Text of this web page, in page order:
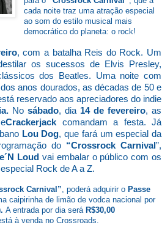
cada noite traz uma atração especial
ao som do estilo musical mais
democrático do planeta: o rock!
, com a batalha Reis do Rock. Um
os sucessos de Elvis Presley,
dos Beatles. Uma noite com
anos dourados, as décadas de 50 e
reservado aos apreciadores do indie
No sábado, dia 14 de fevereiro, as
Crackerjack comandam a festa. Já
Lou Dog, que fará um especial da
do “Crossrock Carnival”,
Loud vai embalar o público com os
Rock de A a Z.
Carnival” , poderá adquirir o Passe
caipirinha de limão de vodca nacional por
A entrada por dia será R$30,00
à venda no Crossroads.